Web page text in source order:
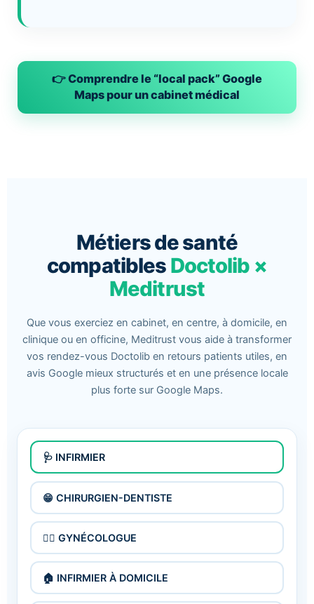
👉 Comprendre le “local pack” Google
Maps pour un cabinet médical
Métiers de santé
compatibles Doctolib ×
Meditrust
Que vous exerciez en cabinet, en centre, à domicile, en
clinique ou en officine, Meditrust vous aide à transformer
vos rendez-vous Doctolib en retours patients utiles, en
avis Google mieux structurés et en une présence locale
plus forte sur Google Maps.
🩺 INFIRMIER
😁 CHIRURGIEN-DENTISTE
👩‍⚕️ GYNÉCOLOGUE
🏠 INFIRMIER À DOMICILE